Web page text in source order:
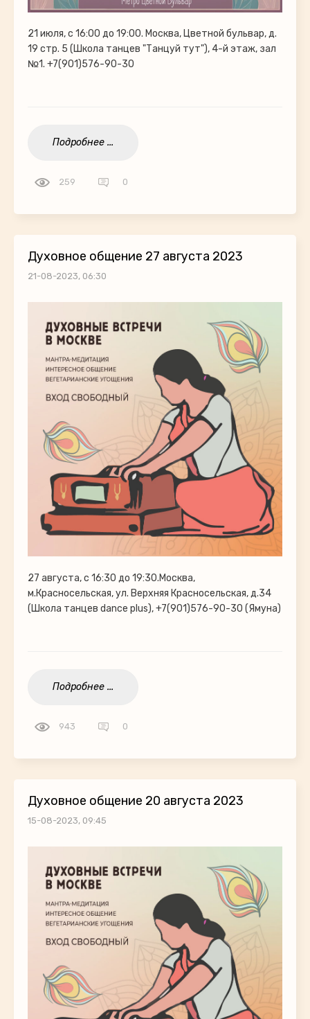
21 июля, с 16:00 до 19:00. Москва, Цветной бульвар, д.
19 стр. 5 (Школа танцев "Танцуй тут"), 4-й этаж, зал
№1. +7(901)576-90-30
Подробнее ...
259 0
Духовное общение 27 августа 2023
21-08-2023, 06:30
27 августа, с 16:30 до 19:30.Москва,
м.Красносельская, ул. Верхняя Красносельская, д.34
(Школа танцев dance plus), +7(901)576-90-30 (Ямуна)
Подробнее ...
943 0
Духовное общение 20 августа 2023
15-08-2023, 09:45